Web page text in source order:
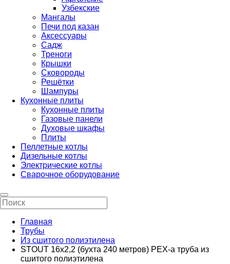
Узбекские
Мангалы
Печи под казан
Аксессуары
Садж
Треноги
Крышки
Сковороды
Решётки
Шампуры
Кухонные плиты
Кухонные плиты
Газовые панели
Духовые шкафы
Плиты
Пеллетные котлы
Дизельные котлы
Электрические котлы
Сварочное оборудование
Главная
Трубы
Из сшитого полиэтилена
STOUT 16х2,2 (бухта 240 метров) PEX-a труба из
сшитого полиэтилена